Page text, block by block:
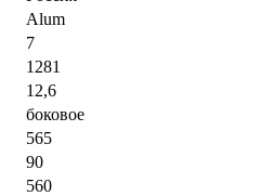
Alum
7
1281
12,6
боковое
565
90
560